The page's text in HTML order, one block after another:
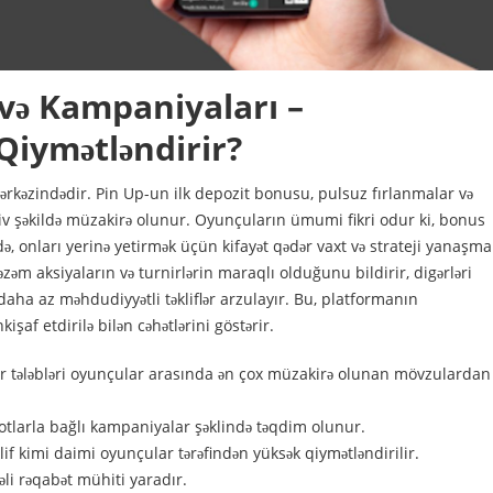
Kampaniyaları –
Pin Up-un ilk depozit bonusu, pulsuz fırlanmalar və
şəkildə müzakirə olunur. Oyunçuların ümumi fikri odur ki, bonus
onları yerinə yetirmək üçün kifayət qədər vaxt və strateji yanaşma
aksiyaların və turnirlərin maraqlı olduğunu bildirir, digərləri
az məhdudiyyətli təkliflər arzulayır. Bu, platformanın
etdirilə bilən cəhətlərini göstərir.
oyunçular arasında ən çox müzakirə olunan mövzulardan
bağlı kampaniyalar şəklində təqdim olunur.
kimi daimi oyunçular tərəfindən yüksək qiymətləndirilir.
rəqabət mühiti yaradır.